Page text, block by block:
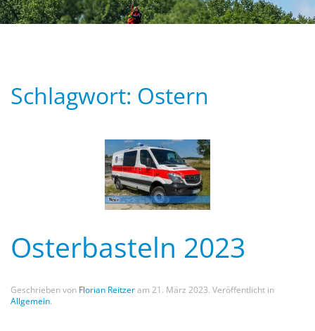
Schlagwort: Ostern
Osterbasteln 2023
Geschrieben von Florian Reitzeram 21. März 2023. Veröffentlicht in
Allgemein.